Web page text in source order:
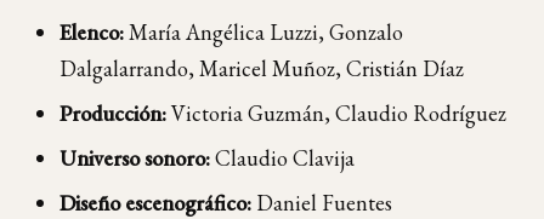
Elenco:María Angélica Luzzi, Gonzalo
Dalgalarrando, Maricel Muñoz, Cristián Díaz
Producción:Victoria Guzmán, Claudio Rodríguez
Universo sonoro:Claudio Clavija
Diseño escenográfico: Daniel Fuentes